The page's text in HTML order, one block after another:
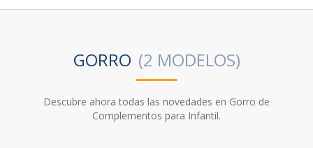
GORRO
Descubre ahora todas las novedades en Gorro de
Complementos para Infantil.